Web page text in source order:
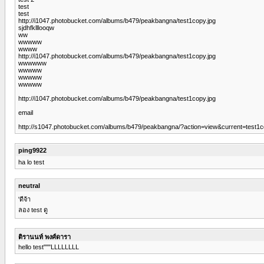
test
test
http://i1047.photobucket.com/albums/b479/peakbangna/test1copy.jpg
sjdhfklllooqw
ww
wwwww
wwww
http://i1047.photobucket.com/albums/b479/peakbangna/test1copy.jpg
wwwwww
wwwww
wwwww
wwwww
http://i1047.photobucket.com/albums/b479/peakbangna/test1copy.jpg
email
http://s1047.photobucket.com/albums/b479/peakbangna/
ping9922
ha lo test
neutral
'ดีจ้า
ลอง test ดู
ติรานนท์ พงศ์ดารา
hello test"""LLLLLLLL